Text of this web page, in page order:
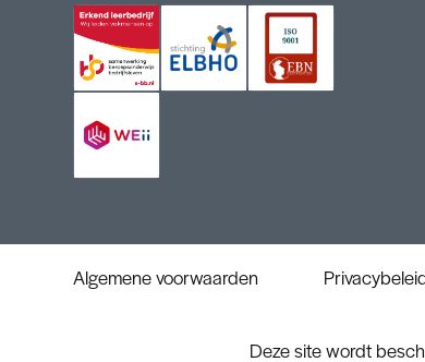
Algemene voorwaarden
Deze site wordt